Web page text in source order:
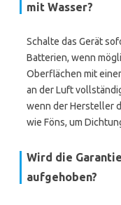
mit Wasser?
Schalte das Gerät
Batterien, wenn
Oberflächen mit
an der Luft
wenn der Hersteller
wie Föns, um
Wird die
aufgehoben?